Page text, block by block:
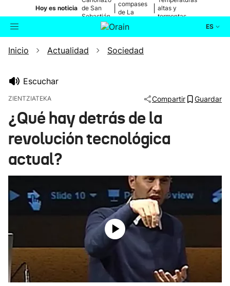
Hoy es noticia de San
Sebastián
compases
de La
altas y
tormentas
ES
Buscador Actualidad
Ikusmiran
Inicio Actualidad Sociedad
Escuchar
ZIENTZIATEKA Compartir Guardar
¿Qué hay detrás de la
revolución tecnológica
actual?